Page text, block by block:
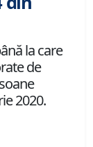
la care
de
2020.